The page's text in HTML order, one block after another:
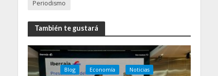
Periodismo
También te gustará
Blog Economía Noticias